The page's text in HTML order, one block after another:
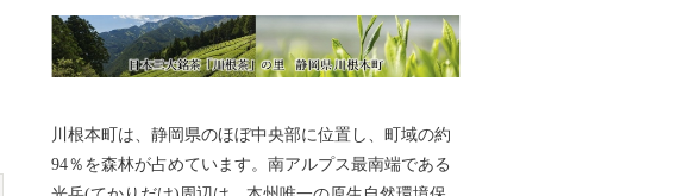
川根本町は、静岡県のほぼ中央部に位置し、町域の約
94％を森林が占めています。南アルプス最南端である